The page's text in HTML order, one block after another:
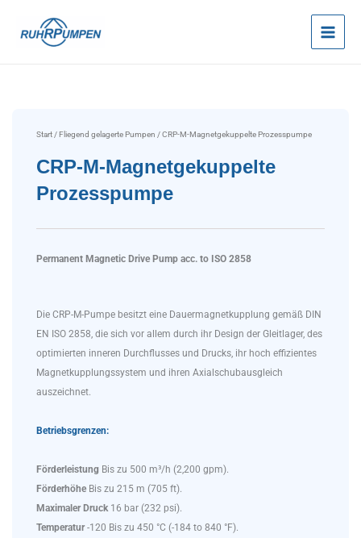
Inhalt
springen
Start /Fliegend gelagerte Pumpen / CRP-M-Magnetgekuppelte Prozesspumpe
CRP-M-Magnetgekuppelte
Prozesspumpe
Permanent Magnetic Drive Pump acc. to ISO 2858
Die CRP-M-Pumpe besitzt eine Dauermagnetkupplung gemäß DIN
EN ISO 2858, die sich vor allem durch ihr Design der Gleitlager, des
optimierten inneren Durchflusses und Drucks, ihr hoch effizientes
Magnetkupplungssystem und ihren Axialschubausgleich
auszeichnet.
Betriebsgrenzen:
Förderleistung Bis zu 500 m³/h (2,200 gpm).
Förderhöhe Bis zu 215 m (705 ft).
Maximaler Druck16 bar (232 psi).
Temperatur-120 Bis zu 450 °C (-184 to 840 °F).